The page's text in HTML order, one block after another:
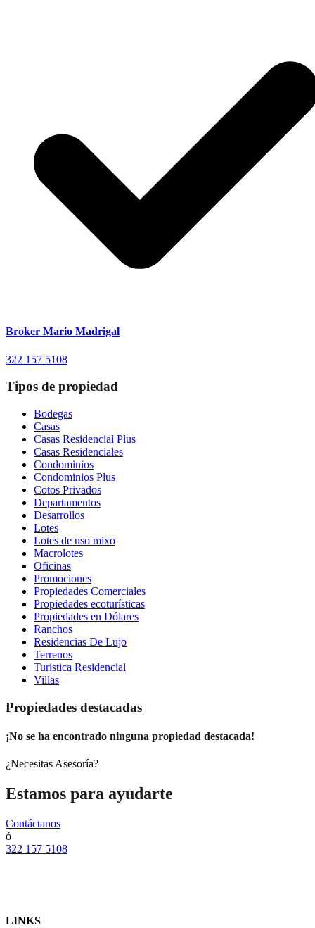
Broker Mario Madrigal
322 157 5108
Tipos de propiedad
Bodegas
Casas
Casas Residencial Plus
Casas Residenciales
Condominios
Condominios Plus
Cotos Privados
Departamentos
Desarrollos
Lotes
Lotes de uso mixo
Macrolotes
Oficinas
Promociones
Propiedades Comerciales
Propiedades ecoturísticas
Propiedades en Dólares
Ranchos
Residencias De Lujo
Terrenos
Turistica Residencial
Villas
Propiedades destacadas
¡No se ha encontrado ninguna propiedad destacada!
¿Necesitas Asesoría?
Estamos para ayudarte
Contáctanos
ó
322 157 5108
LINKS